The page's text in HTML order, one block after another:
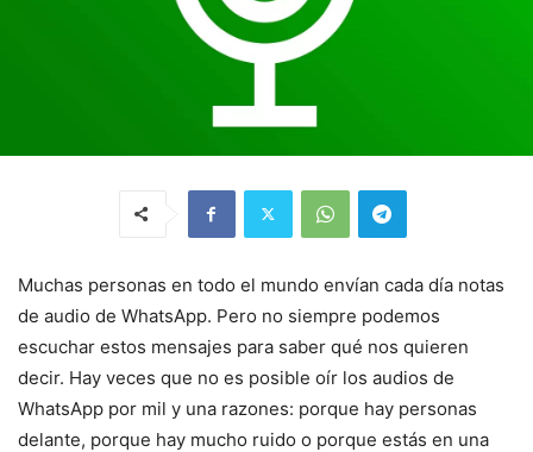
Muchas personas en todo el mundo envían cada día notas
de audio de WhatsApp. Pero no siempre podemos
escuchar estos mensajes para saber qué nos quieren
decir. Hay veces que no es posible oír los audios de
WhatsApp por mil y una razones: porque hay personas
delante, porque hay mucho ruido o porque estás en una